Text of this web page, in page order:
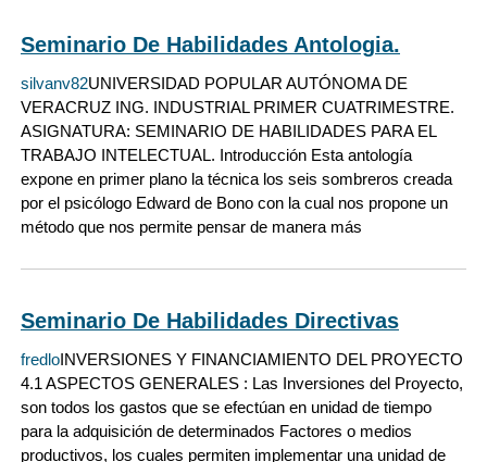
Seminario De Habilidades Antologia.
silvanv82UNIVERSIDAD POPULAR AUTÓNOMA DE
VERACRUZ ING. INDUSTRIAL PRIMER CUATRIMESTRE.
ASIGNATURA: SEMINARIO DE HABILIDADES PARA EL
TRABAJO INTELECTUAL. Introducción Esta antología
expone en primer plano la técnica los seis sombreros creada
por el psicólogo Edward de Bono con la cual nos propone un
método que nos permite pensar de manera más
Seminario De Habilidades Directivas
fredloINVERSIONES Y FINANCIAMIENTO DEL PROYECTO
4.1 ASPECTOS GENERALES : Las Inversiones del Proyecto,
son todos los gastos que se efectúan en unidad de tiempo
para la adquisición de determinados Factores o medios
productivos, los cuales permiten implementar una unidad de